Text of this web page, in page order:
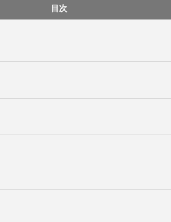
目次